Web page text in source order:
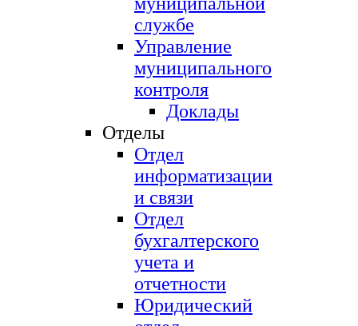
службе
Управление
муниципального
контроля
Доклады
Отделы
Отдел
информатизации
и связи
Отдел
бухгалтерского
учета и
отчетности
Юридический